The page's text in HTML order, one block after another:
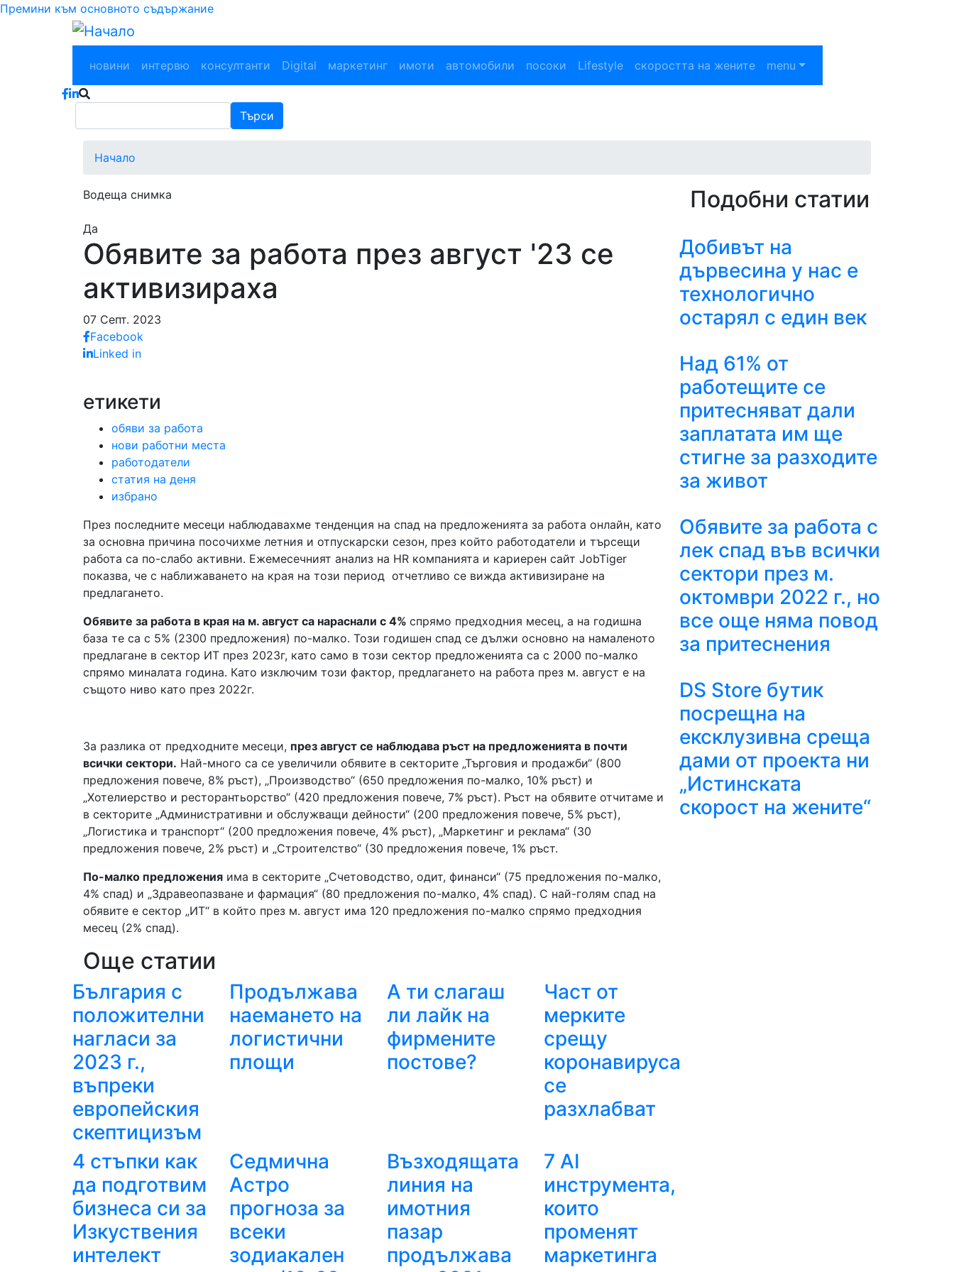
Премини към основното съдържание
Main navigation
новини интервю консултанти Digital маркетинг имоти автомобили посоки Lifestyle скоростта на жените menu
Търси
Начало
Водеща снимка
Да
Обявите за работа през август '23 се
активизираха
07 Септ. 2023
Facebook
Linked in
етикети
обяви за работа
нови работни места
работодатели
статия на деня
избрано
През последните месеци наблюдавахме тенденция на спад на предложенията за работа онлайн, като
за основна причина посочихме летния и отпускарски сезон, през който работодатели и търсещи
работа са по-слабо активни. Ежемесечният анализ на HR компанията и кариерен сайт JobTiger
показва, че с наближаването на края на този период отчетливо се вижда активизиране на
предлагането.
Обявите за работа в края на м. август са нараснали с 4% спрямо предходния месец, а на годишна
база те са с 5% (2300 предложения) по-малко. Този годишен спад се дължи основно на намаленото
предлагане в сектор ИТ през 2023г, като само в този сектор предложенията са с 2000 по-малко
спрямо миналата година. Като изключим този фактор, предлагането на работа през м. август е на
същото ниво като през 2022г.
За разлика от предходните месеци, през август се наблюдава ръст на предложенията в почти
всички сектори. Най-много са се увеличили обявите в секторите „Търговия и продажби“ (800
предложения повече, 8% ръст), „Производство“ (650 предложения по-малко, 10% ръст) и
„Хотелиерство и ресторантьорство“ (420 предложения повече, 7% ръст). Ръст на обявите отчитаме и
в секторите „Административни и обслужващи дейности“ (200 предложения повече, 5% ръст),
„Логистика и транспорт“ (200 предложения повече, 4% ръст), „Маркетинг и реклама“ (30
предложения повече, 2% ръст) и „Строителство“ (30 предложения повече, 1% ръст.
По-малко предложения има в секторите „Счетоводство, одит, финанси“ (75 предложения по-малко,
4% спад) и „Здравеопазване и фармация“ (80 предложения по-малко, 4% спад). С най-голям спад на
обявите е сектор „ИТ“ в който през м. август има 120 предложения по-малко спрямо предходния
месец (2% спад).
Още статии
България с
положителни
нагласи за
2023 г.,
въпреки
европейския
скептицизъм
Продължава
наемането на
логистични
площи
А ти слагаш
ли лайк на
фирмените
постове?
Част от
мерките
срещу
коронавируса
се
разхлабват
4 стъпки как
да подготвим
бизнеса си за
Изкуствения
интелект
Седмична
Астро
прогноза за
всеки
зодиакален
Възходящата
линия на
имотния
пазар
продължава
7 AI
инструмента,
които
променят
маркетинга
Подобни статии
Добивът на
дървесина у нас е
технологично
остарял с един век
Над 61% от
работещите се
притесняват дали
заплатата им ще
стигне за разходите
за живот
Обявите за работа с
лек спад във всички
сектори през м.
октомври 2022 г., но
все още няма повод
за притеснения
DS Store бутик
посрещна на
ексклузивна среща
дами от проекта ни
„Истинската
скорост на жените“